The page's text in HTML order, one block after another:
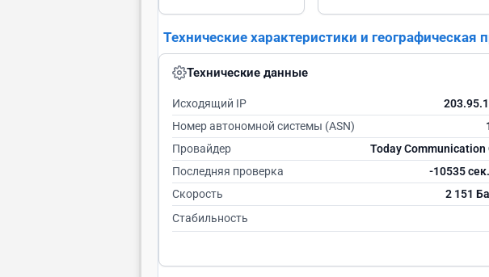
Технические характеристики и географическая
Технические данные
Исходящий IP
Номер автономной системы (ASN)
Провайдер
Today Communication
Последняя проверка
-10534
Скорость
2 151
Стабильность